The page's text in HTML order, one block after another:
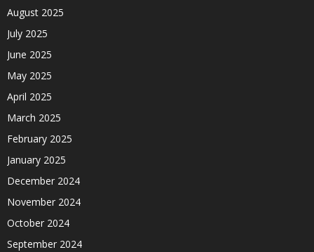
August 2025
July 2025
June 2025
May 2025
April 2025
March 2025
February 2025
January 2025
December 2024
November 2024
October 2024
September 2024